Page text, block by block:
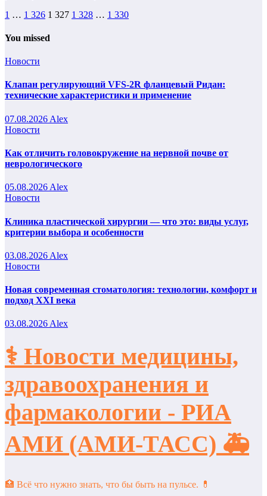
Пагинация
записей
1 … 1 326 1 327 1 328 … 1 330
You missed
Новости
Клапан регулирующий VFS-2R фланцевый Ридан:
технические характеристики и применение
07.08.2026 Alex
Новости
Как отличить головокружение на нервной почве от
неврологического
05.08.2026 Alex
Новости
Клиника пластической хирургии — что это: виды услуг,
критерии выбора и особенности
03.08.2026 Alex
Новости
Новая современная стоматология: технологии, комфорт и
подход XXI века
03.08.2026 Alex
⚕️ Новости медицины,
здравоохранения и
фармакологии - РИА
АМИ (АМИ-ТАСС) 🚑
🏥 Всё что нужно знать, что бы быть на пульсе. 💊